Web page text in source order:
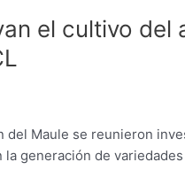
el cultivo del
del Maule se reunieron
generación de